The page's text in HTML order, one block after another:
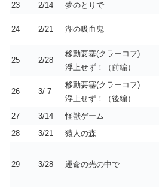
23
2/14 夢のとりで
24 2/21 湖の吸血鬼
25 2/28
移動要塞(クラーコフ)
浮上せず！（前編）
26 3/ 7
移動要塞(クラーコフ)
浮上せず！（後編）
27
3/14
怪獣ゲーム
28
3/21 猿人の森
29 3/28 運命の光の中で